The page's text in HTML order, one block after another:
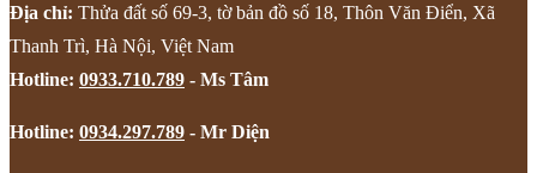
Địa chỉ: Thửa đất số 69-3, tờ bản đồ số 18, Thôn Văn Điển, Xã
Thanh Trì, Hà Nội, Việt Nam
Hotline: 0933.710.789 - Ms Tâm
Hotline: 0934.297.789 - Mr Diện